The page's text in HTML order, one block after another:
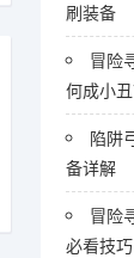
刷装备
冒险
何成小丑
陷阱
备详解
冒险
必看技巧